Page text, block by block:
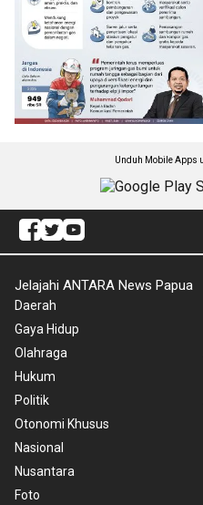
Unduh Mobile Apps
Jelajahi ANTARA News Papua
Daerah
Gaya Hidup
Olahraga
Hukum
Politik
Otonomi Khusus
Nasional
Nusantara
Foto